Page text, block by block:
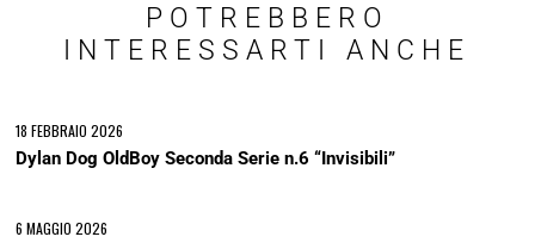
POTREBBERO
INTERESSARTI ANCHE
18 FEBBRAIO 2026
Dylan Dog OldBoy Seconda Serie n.6 “Invisibili”
6 MAGGIO 2026